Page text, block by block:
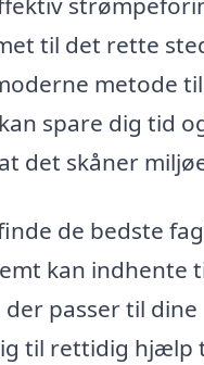
til det rette
metode til
spare dig tid
det skåner
de bedste
kan indhente
passer til dine
til rettidig hjælp